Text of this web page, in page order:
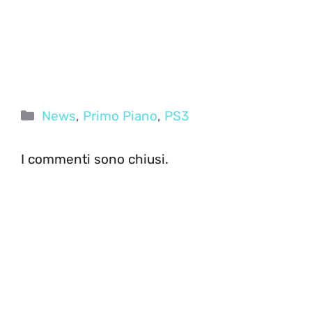
Categorie
News, Primo Piano, PS3
I commenti sono chiusi.